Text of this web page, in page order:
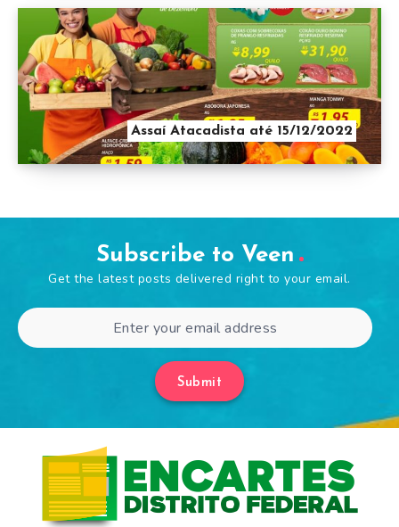
Assaí Atacadista até 15/12/2022
Subscribe to Veen
Get the latest posts delivered right to your email.
Submit